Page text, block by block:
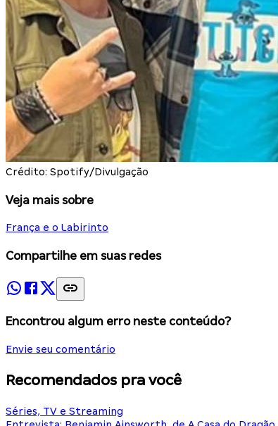
Crédito: Spotify/Divulgação
Veja mais sobre
França e o Labirinto
Compartilhe em suas redes
Encontrou algum erro neste conteúdo?
Envie seu comentário
Recomendados pra você
Séries, TV e Streaming